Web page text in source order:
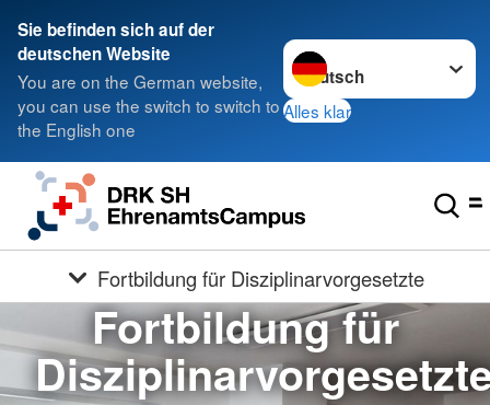
Sie befinden sich auf der
deutschen Website
You are on the German website,
you can use the switch to switch to
the English one
Sprache wechseln zu
Alles klar
Fortbildung für Disziplinarvorgesetzte
Fortbildung für